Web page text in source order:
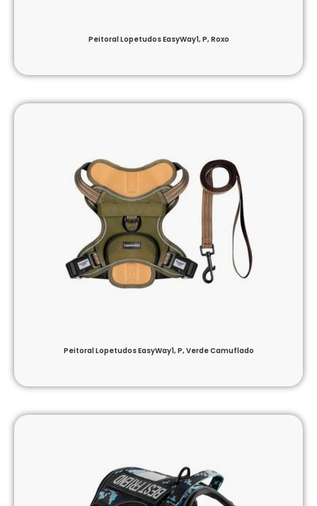
Peitoral Lopetudos EasyWay1, P, Roxo
Peitoral Lopetudos EasyWay1, P, Verde Camuflado